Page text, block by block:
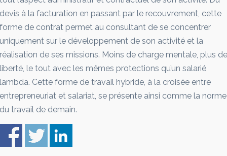
devis à la facturation en passant par le recouvrement, cette
forme de contrat permet au consultant de se concentrer
uniquement sur le développement de son activité et la
réalisation de ses missions. Moins de charge mentale, plus de
liberté, le tout avec les mêmes protections qu’un salarié
lambda. Cette forme de travail hybride, à la croisée entre
entrepreneuriat et salariat, se présente ainsi comme la norme
du travail de demain.